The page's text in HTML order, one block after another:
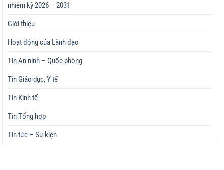
nhiệm kỳ 2026 – 2031
Giới thiệu
Hoạt động của Lãnh đạo
Tin An ninh – Quốc phòng
Tin Giáo dục, Y tế
Tin Kinh tế
Tin Tổng hợp
Tin tức – Sự kiện